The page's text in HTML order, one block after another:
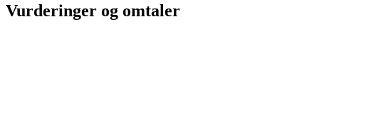
Vurderinger og omtaler